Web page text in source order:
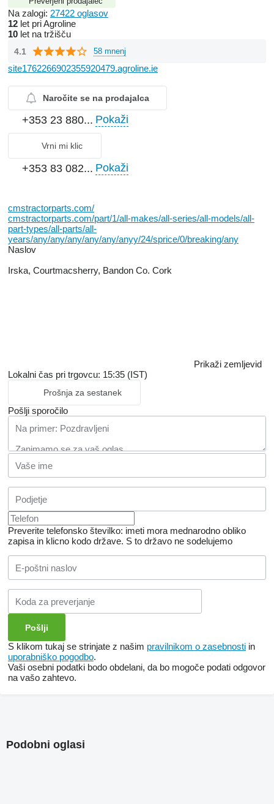
Na zalogi: 27422 oglasov
12 let pri Agroline
10 let na tržišču
4.1 58 mnenj
site1762266902355920479.agroline.ie
Naročite se na prodajalca
+353 23 880... Pokaži
Vrni mi klic
+353 83 082... Pokaži
cmstractorparts.com/
cmstractorparts.com/part/1/all-makes/all-series/all-models/all-
part-types/all-parts/all-
years/any/any/any/any/any/anyy/24/sprice/0/breaking/any
Naslov
Irska, Courtmacsherry, Bandon Co. Cork
Prikaži zemljevid
Lokalni čas pri trgovcu: 15:35 (IST)
Prošnja za sestanek
Pošlji sporočilo
Preverite telefonsko številko: imeti mora mednarodno obliko
zapisa in klicno kodo države. S to državo ne sodelujemo
S klikom tukaj se strinjate z našim pravilnikom o zasebnosti in
uporabniško pogodbo.
Vaši osebni podatki bodo obdelani, da bo mogoče podati odgovor
na vašo zahtevo.
Podobni oglasi